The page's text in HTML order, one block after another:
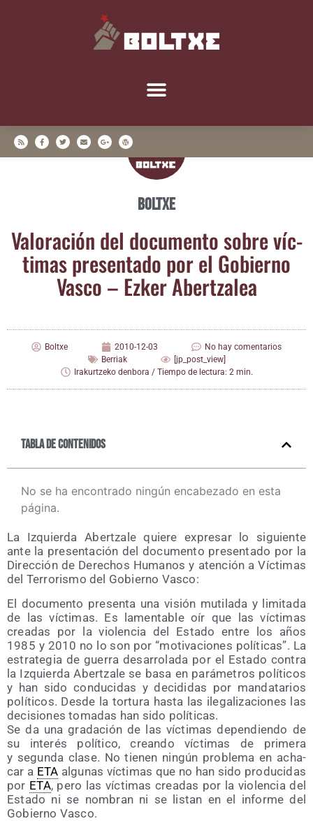
Boltxe
Valo­ra­ción del docu­men­to sobre víc­
ti­mas pre­sen­ta­do por el Gobierno
Vas­co – Ezker Abertzalea
Boltxe 2010-12-03
No hay comentarios
Berriak
[jp_post_view]
Irakurtzeko denbora / Tiempo de lectura: 2 min.
Tabla de contenidos
No se ha encontrado ningún encabezado en esta
página.
La Izquier­da Aber­tza­le quie­re expre­sar lo siguien­te
ante la pre­sen­ta­ción del docu­men­to pre­sen­ta­do por la
Direc­ción de Dere­chos Huma­nos y aten­ción a Víc­ti­mas
del Terro­ris­mo del Gobierno Vasco:
El docu­men­to pre­sen­ta una visión muti­la­da y limi­ta­da
de las víc­ti­mas. Es lamen­ta­ble oír que las víc­ti­mas
crea­das por la vio­len­cia del Esta­do entre los años
1985 y 2010 no lo son por “moti­va­cio­nes polí­ti­cas”. La
estra­te­gia de gue­rra des­arro­la­da por el Esta­do con­tra
la Izquier­da Aber­tza­le se basa en pará­me­tros polí­ti­cos
y han sido con­du­ci­das y deci­di­das por man­da­ta­rios
polí­ti­cos. Des­de la tor­tu­ra has­ta las ile­ga­li­za­cio­nes las
deci­sio­nes toma­das han sido políticas.
Se da una gra­da­ción de las víc­ti­mas depen­dien­do de
su inte­rés polí­ti­co, crean­do víc­ti­mas de pri­me­ra
y segun­da cla­se. No tie­nen nin­gún pro­ble­ma en acha­
car a ETA algu­nas víc­ti­mas que no han sido pro­du­ci­das
por ETA, pero las víc­ti­mas crea­das por la vio­len­cia del
Esta­do ni se nom­bran ni se lis­tan en el infor­me del
Gobierno Vasco.